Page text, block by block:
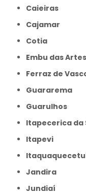
Caieiras
Cajamar
Cotia
Embu das Artes
Ferraz de
Guararema
Guarulhos
Itapecerica da
Itapevi
Jandira
Jundiaí